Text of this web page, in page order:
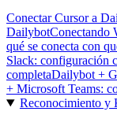
Conectar Cursor a
DailybotConectando
qué se conecta con
Slack: configuración
completaDailybot +
+ Microsoft Teams:
Reconocimiento y